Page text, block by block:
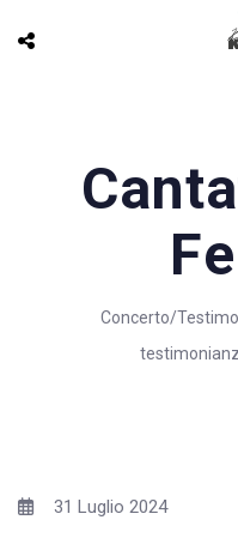
Concerto/
31 Luglio 2024